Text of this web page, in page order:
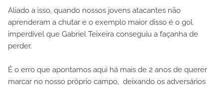
Aliado a isso, quando nossos jovens atacantes não
aprenderam a chutar e o exemplo maior disso é o gol
imperdível que Gabriel Teixeira conseguiu a façanha de
perder.
É o erro que apontamos aqui há mais de 2 anos de querer
marcar no nosso próprio campo, deixando os adversários